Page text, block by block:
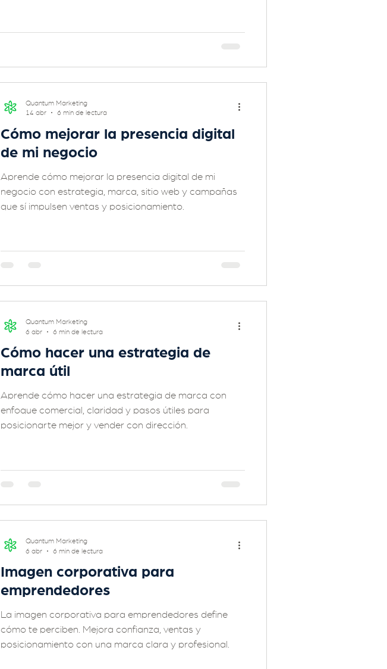
Cómo mejorar la presencia digital
de mi negocio
Aprende cómo mejorar la presencia digital de mi
negocio con estrategia, marca, sitio web y campañas
que sí impulsen ventas y posicionamiento.
Quantum Marketing
14 abr
6 min de lectura
Cómo hacer una estrategia de
marca útil
Aprende cómo hacer una estrategia de marca con
enfoque comercial, claridad y pasos útiles para
posicionarte mejor y vender con dirección.
Quantum Marketing
6 abr
6 min de lectura
Imagen corporativa para
emprendedores
La imagen corporativa para emprendedores define
cómo te perciben. Mejora confianza, ventas y
posicionamiento con una marca clara y profesional.
Quantum Marketing
6 abr
6 min de lectura